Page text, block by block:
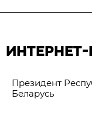
Президент
Беларусь